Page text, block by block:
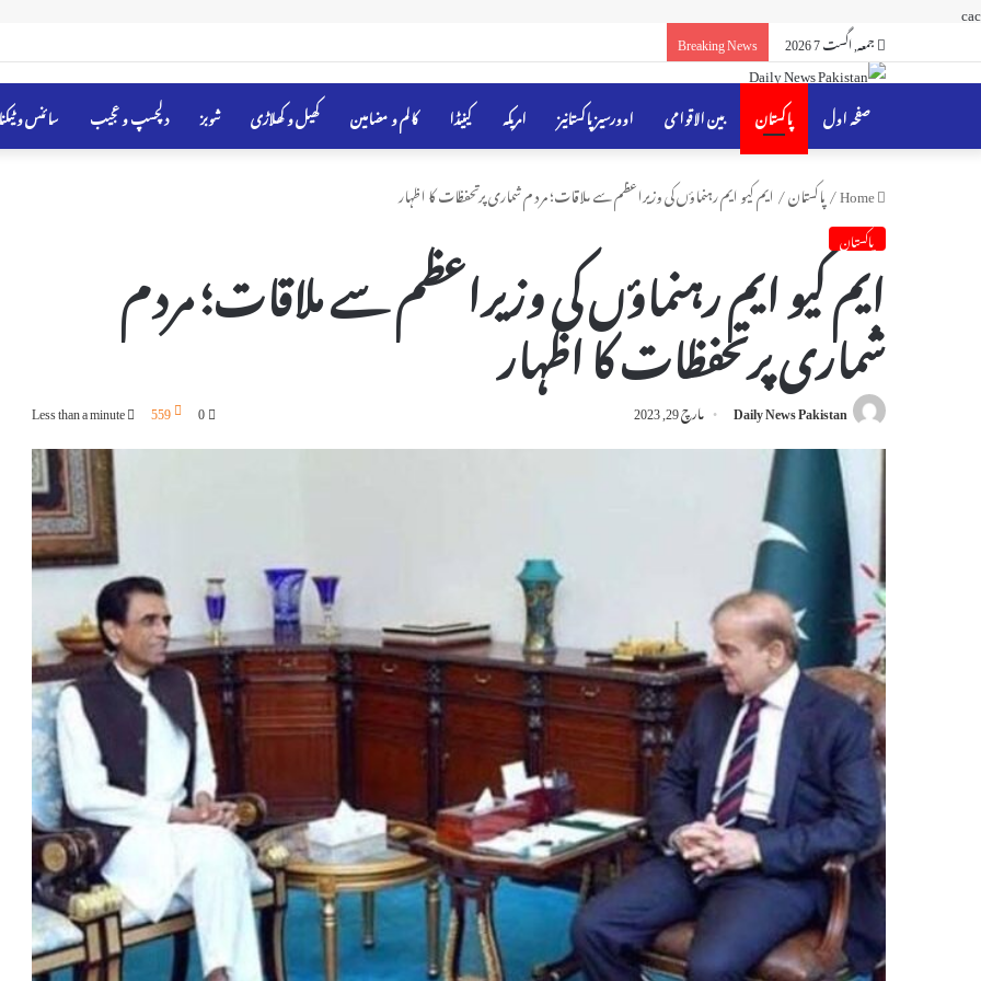
cac
جمعہ, اگست 7 2026 Breaking News
صفحہ اول پاکستان بین الاقوامی اوورسیز پاکستانیز امریکہ کینیڈا کالم و مضامین کھیل و کھلاڑی شوبز دلچسپ و عجیب سائنس و
/پاکستان/ایم کیو ایم رہنماؤں کی وزیراعظم سے ملاقات؛ مردم شماری پرتحفظات کا اظہار
پاکستان
ایم کیو ایم رہنماؤں کی وزیراعظم سے ملاقات؛ مردم
شماری پرتحفظات کا اظہار
Daily News Pakistan مارچ 29, 2023 0
559